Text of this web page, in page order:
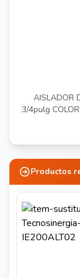
AISLADOR
3/4pulg COLOR
Productos